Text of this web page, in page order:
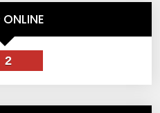
ONLINE
2